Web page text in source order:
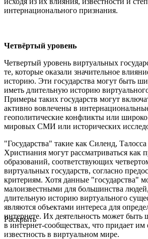
интернационального признания.
Четвёртый уровень
Четвертый уровень виртуальных
те, которые оказали значительное
историю. Эти государства могут быть
иметь длительную историю
Примеры таких государств могут
активно вовлечены в
геополитические конфликты или
мировых СМИ или исторических
"Государства" такие как Силенд,
Христиания могут рассматриваться как
образований, соответствующих
виртуальных государств, согласно
критериям. Хотя данные "государства"
малоизвестными для большинства
длительную историю виртуального
являются объектами интереса для
интернете. Их деятельность может быть
в интернет-сообществах, что придает
известность в виртуальном мире.
Раскрыть